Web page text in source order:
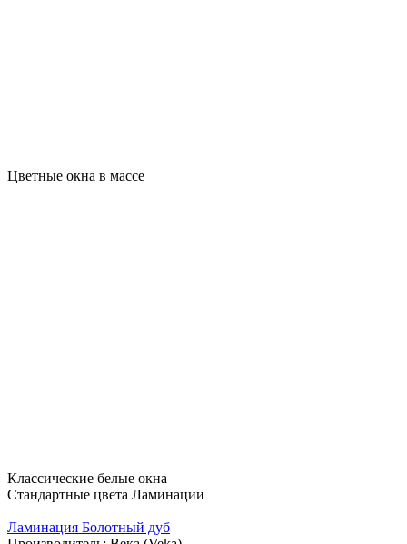
Цветные окна в массе
Классические белые окна
Стандартные цвета Ламинации
Ламинация Болотный дуб